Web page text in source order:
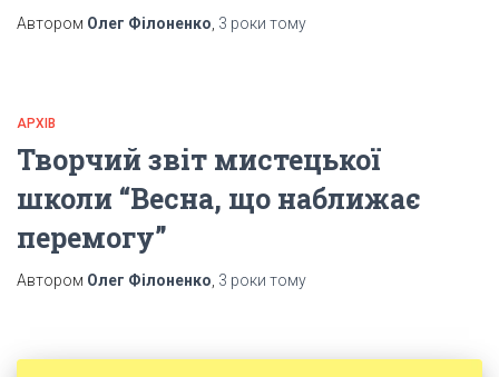
Автором Олег Філоненко 3 роки тому
АРХІВ
Творчий звіт мистецької
школи “Весна, що наближає
перемогу”
Автором Олег Філоненко 3 роки тому